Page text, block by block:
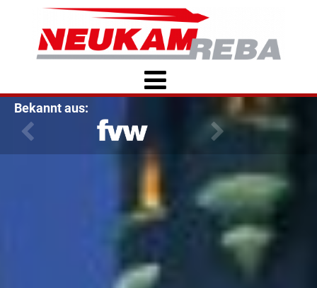
Bekannt aus: